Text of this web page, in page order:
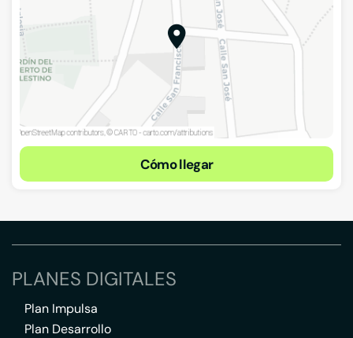
Cómo llegar
PLANES DIGITALES
Plan Impulsa
Plan Desarrollo